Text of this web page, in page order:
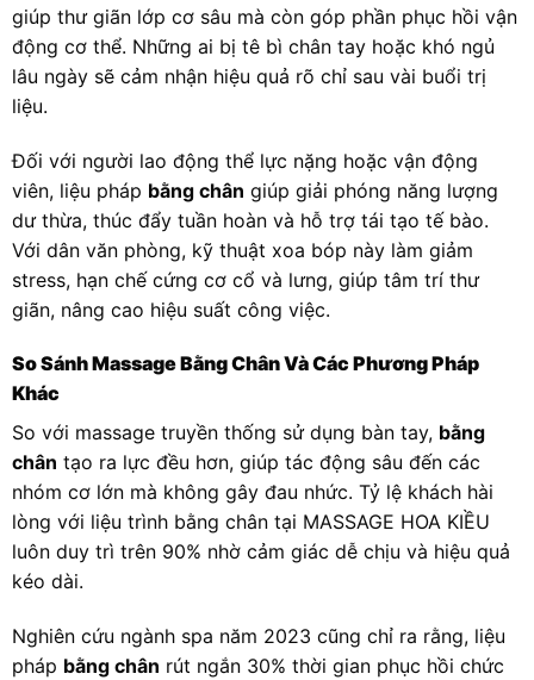
giúp thư giãn lớp cơ sâu mà còn góp phần phục hồi vận
động cơ thể. Những ai bị tê bì chân tay hoặc khó ngủ
lâu ngày sẽ cảm nhận hiệu quả rõ chỉ sau vài buổi trị
liệu.
Đối với người lao động thể lực nặng hoặc vận động
viên, liệu pháp bằng chân giúp giải phóng năng lượng
dư thừa, thúc đẩy tuần hoàn và hỗ trợ tái tạo tế bào.
Với dân văn phòng, kỹ thuật xoa bóp này làm giảm
stress, hạn chế cứng cơ cổ và lưng, giúp tâm trí thư
giãn, nâng cao hiệu suất công việc.
So Sánh Massage Bằng Chân Và Các Phương Pháp
Khác
So với massage truyền thống sử dụng bàn tay, bằng
chân tạo ra lực đều hơn, giúp tác động sâu đến các
nhóm cơ lớn mà không gây đau nhức. Tỷ lệ khách hài
lòng với liệu trình bằng chân tại MASSAGE HOA KIỀU
luôn duy trì trên 90% nhờ cảm giác dễ chịu và hiệu quả
kéo dài.
Nghiên cứu ngành spa năm 2023 cũng chỉ ra rằng, liệu
pháp bằng chân rút ngắn 30% thời gian phục hồi chức